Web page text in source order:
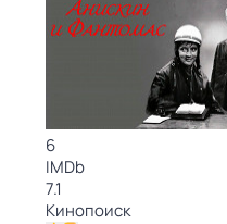
6
IMDb
7.1
Кинопоиск